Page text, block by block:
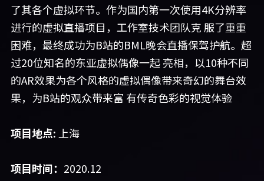
了其各个虚拟环节。作为国内第一次使用4K分辨率
进行的虚拟直播项目，工作室技术团队克 服了重重
困难，最终成功为B站的BML晚会直播保驾护航。超
过20位知名的东亚虚拟偶像一起 亮相，以10种不同
的AR效果为各个风格的虚拟偶像带来奇幻的舞台效
果，为B站的观众带来富 有传奇色彩的视觉体验
项目地点: 上海
项目时间： 2020.12